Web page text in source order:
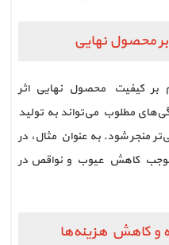
بر محصول نهایی
بر کیفیت محصول نهایی اثر
مطلوب می‌تواند به تولید
منجر شود. به عنوان مثال، در
موجب کاهش عیوب و نواقص در
و کاهش هزینه‌ها